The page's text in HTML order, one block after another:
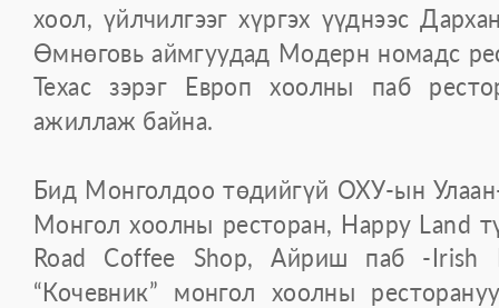
хоол, үйлчилгээг хүргэх үүднээс
Өмнөговь аймгуудад Модерн номадс
Техас зэрэг Европ хоолны паб
ажиллаж байна.
Бид Монголдоо төдийгүй ОХУ-ын
Монгол хоолны ресторан, Happy Land
Road Coffee Shop, Айриш паб -Irish
“Кочевник” монгол хоолны